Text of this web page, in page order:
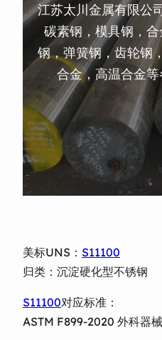
江苏太川金属有限公
碳素钢，模具钢，
钢，弹簧钢，齿轮钢
合金，高温合金等
美标UNS： S11100
归类：沉淀硬化型不锈钢
S11100对应标准：
ASTM F899-2020 外科器